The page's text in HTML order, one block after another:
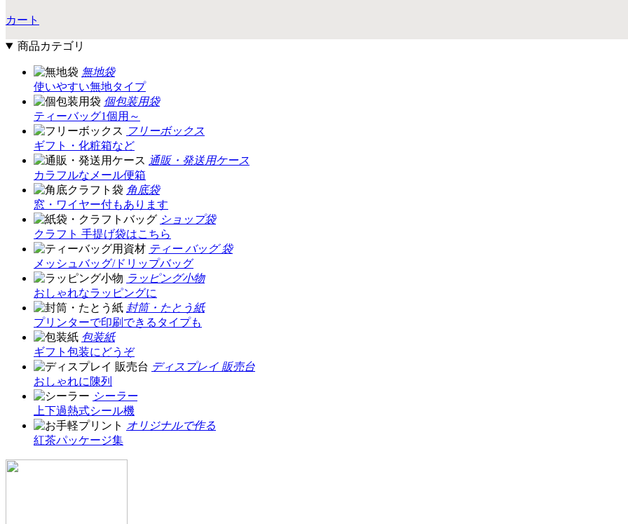
カート
商品カテゴリ
無地袋
使いやすい無地タイプ
個包装用袋
ティーバッグ1個用～
フリーボックス
ギフト・化粧箱など
通販・発送用ケース
カラフルなメール便箱
角底袋
窓・ワイヤー付もあります
ショップ袋
クラフト 手提げ袋はこちら
ティー バッグ 袋
メッシュバッグ/ドリップバッグ
ラッピング小物
おしゃれなラッピングに
封筒・たとう紙
プリンターで印刷できるタイプも
包装紙
ギフト包装にどうぞ
ディスプレイ 販売台
おしゃれに陳列
シーラー
上下過熱式シール機
オリジナルで作る
紅茶パッケージ集